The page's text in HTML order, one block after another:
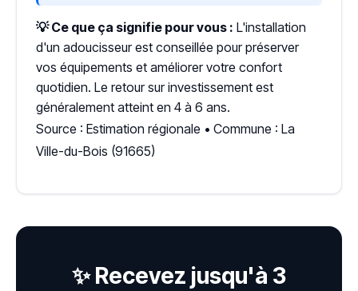
💡 Ce que ça signifie pour vous : L'installation
d'un adoucisseur est conseillée pour préserver
vos équipements et améliorer votre confort
quotidien. Le retour sur investissement est
généralement atteint en 4 à 6 ans.
Source : Estimation régionale • Commune : La
Ville-du-Bois (91665)
✨ Recevez jusqu'à 3